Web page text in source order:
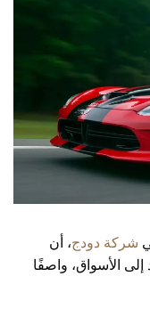
شركة دودج، أن
إلى الأسواق، واصفًا